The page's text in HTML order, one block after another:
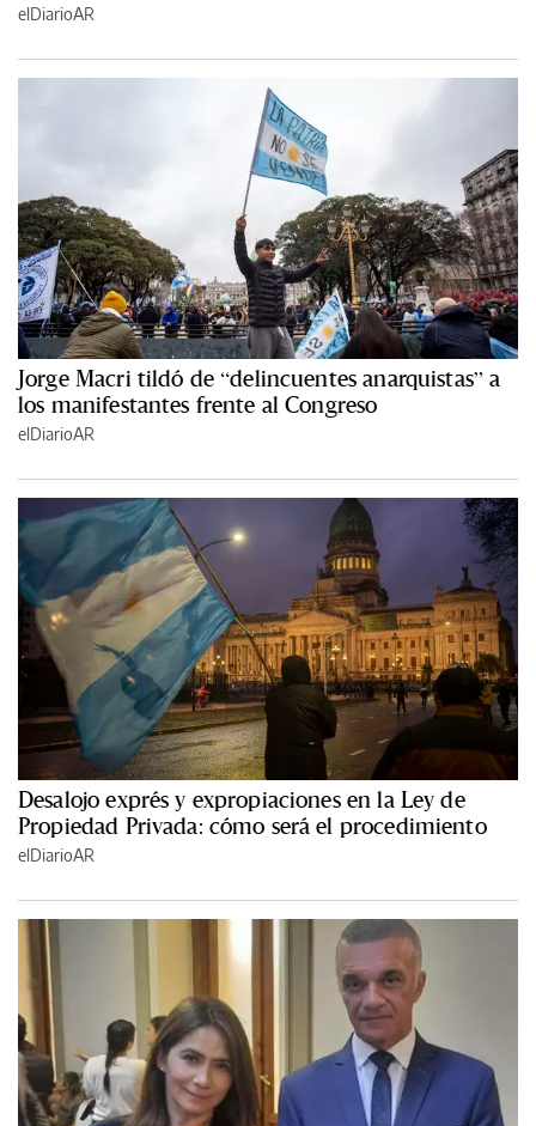
elDiarioAR
Jorge Macri tildó de “delincuentes anarquistas” a
los manifestantes frente al Congreso
elDiarioAR
Desalojo exprés y expropiaciones en la Ley de
Propiedad Privada: cómo será el procedimiento
elDiarioAR